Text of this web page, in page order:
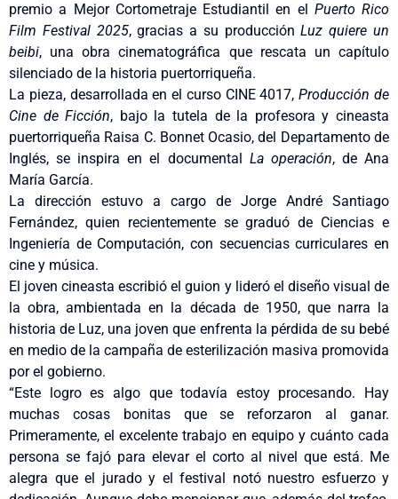
premio a Mejor Cortometraje Estudiantil en el Puerto Rico
Film Festival 2025, gracias a su producciónLuz quiere un
beibi, una obra cinematográfica que rescata un capítulo
silenciado de la historia puertorriqueña.
La pieza, desarrollada en el curso CINE 4017,Producción de
Cine de Ficción, bajo la tutela de la profesora y cineasta
puertorriqueña Raisa C. Bonnet Ocasio, del Departamento de
Inglés, se inspira en el documental La operación, de Ana
María García.
La dirección estuvo a cargo de Jorge André Santiago
Fernández, quien recientemente se graduó de Ciencias e
Ingeniería de Computación, con secuencias curriculares en
cine y música.
El joven cineasta escribió el guion y lideró el diseño visual de
la obra, ambientada en la década de 1950, que narra la
historia de Luz, una joven que enfrenta la pérdida de su bebé
en medio de la campaña de esterilización masiva promovida
por el gobierno.
“Este logro es algo que todavía estoy procesando. Hay
muchas cosas bonitas que se reforzaron al ganar.
Primeramente, el excelente trabajo en equipo y cuánto cada
persona se fajó para elevar el corto al nivel que está. Me
alegra que el jurado y el festival notó nuestro esfuerzo y